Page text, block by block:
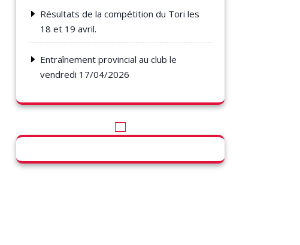
Résultats de la compétition du Tori les
18 et 19 avril.
Entraînement provincial au club le
vendredi 17/04/2026